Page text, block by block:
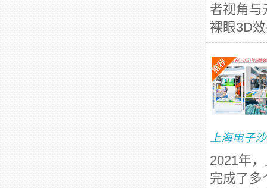
者视角与
裸眼3D
上海电子
2021年
完成了多